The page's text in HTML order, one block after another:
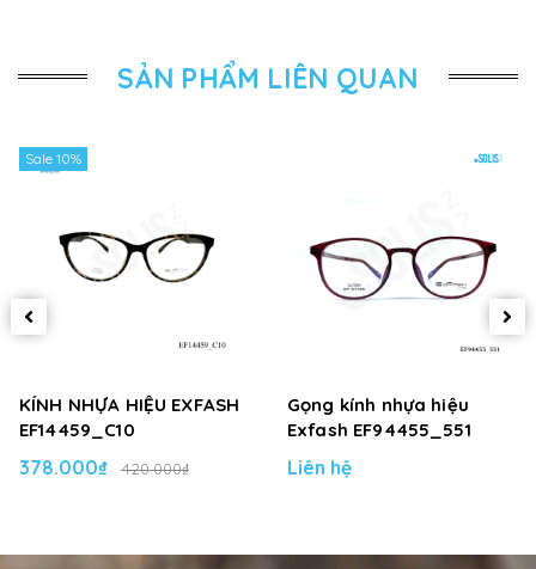
SẢN PHẨM LIÊN QUAN
Sale 10%
KÍNH NHỰA HIỆU EXFASH
EF14459_C10
378.000₫ 420.000₫
Gọng kính nhựa hiệu
Exfash EF94455_551
Liên hệ